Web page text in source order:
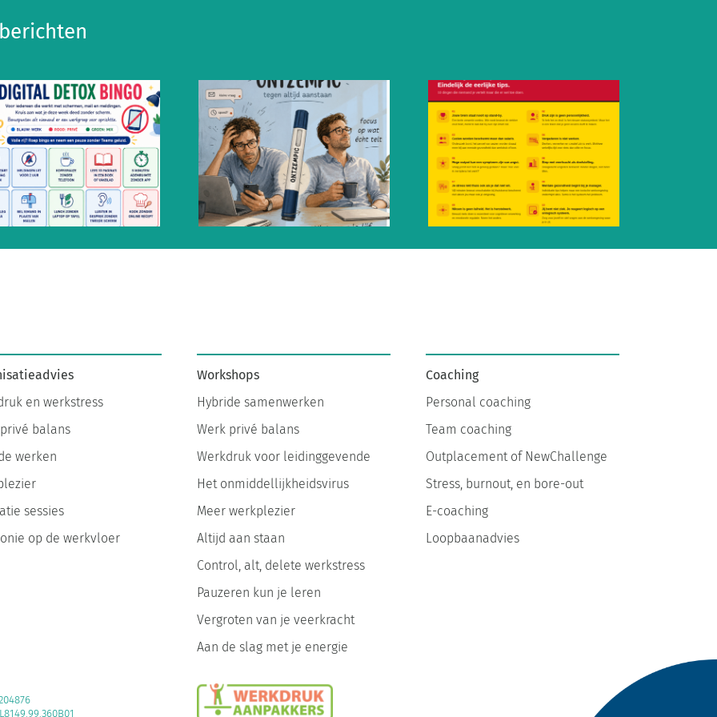
Ontzempic: de
mentale prik tegen
altijd aanstaan
10 tips voor mentaal
gezond op het werk
Heeft het woord
mediation een
imago probleem?
en werkstress
balans
werken
sessies
op de werkvloer
Workshops
Hybride samenwerken
Werk privé balans
Werkdruk voor leidinggevende
Het onmiddellijkheidsvirus
Meer werkplezier
Altijd aan staan
Control, alt, delete werkstress
Pauzeren kun je leren
Vergroten van je veerkracht
Aan de slag met je energie
Coaching
Personal coaching
Team coaching
Outplacement of NewChallenge
Stress, burnout, en bore-out
E-coaching
Loopbaanadvies